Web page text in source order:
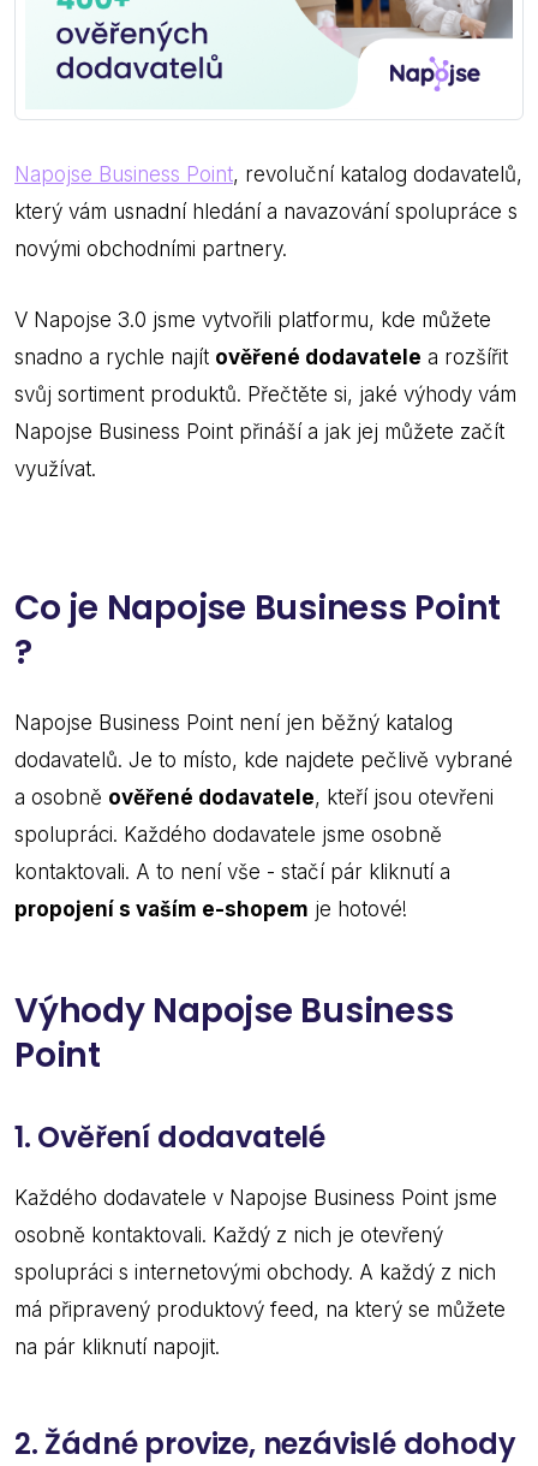
Napojse Business Point, revoluční katalog dodavatelů,
který vám usnadní hledání a navazování spolupráce s
novými obchodními partnery.
V Napojse 3.0 jsme vytvořili platformu, kde můžete
snadno a rychle najít ověřené dodavatele a rozšířit
svůj sortiment produktů. Přečtěte si, jaké výhody vám
Napojse Business Point přináší a jak jej můžete začít
využívat.
Co je Napojse Business Point
?
Napojse Business Point není jen běžný katalog
dodavatelů. Je to místo, kde najdete pečlivě vybrané
a osobně ověřené dodavatele, kteří jsou otevřeni
spolupráci. Každého dodavatele jsme osobně
kontaktovali. A to není vše - stačí pár kliknutí a
propojení s vaším e-shopem je hotové!
Výhody Napojse Business
Point
1. Ověření dodavatelé
Každého dodavatele v Napojse Business Point jsme
osobně kontaktovali. Každý z nich je otevřený
spolupráci s internetovými obchody. A každý z nich
má připravený produktový feed, na který se můžete
na pár kliknutí napojit.
2. Žádné provize, nezávislé dohody